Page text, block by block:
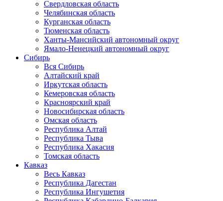
Свердловская область
Челябинская область
Курганская область
Тюменская область
Ханты-Мансийский автономный округ
Ямало-Ненецкий автономный округ
Сибирь
Вся Сибирь
Алтайский край
Иркутская область
Кемеровская область
Красноярский край
Новосибирская область
Омская область
Республика Алтай
Республика Тыва
Республика Хакасия
Томская область
Кавказ
Весь Кавказ
Республика Дагестан
Республика Ингушетия